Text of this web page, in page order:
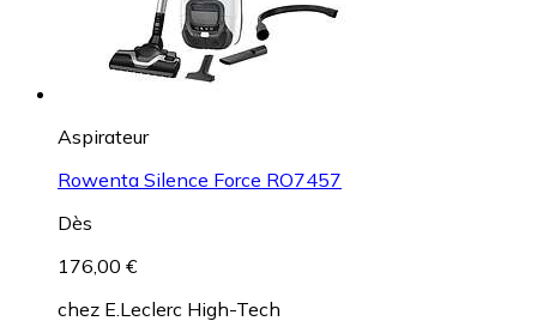
Aspirateur
Rowenta Silence Force RO7457
Dès
176,00 €
chez E.Leclerc High-Tech